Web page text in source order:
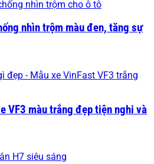
nhìn trộm màu đen, tăng sự
VF3 màu trắng đẹp tiện nghi và